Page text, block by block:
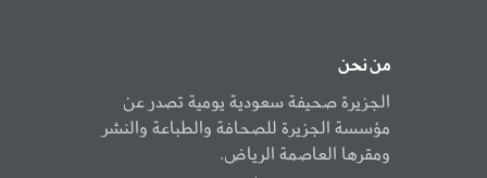
من نحن
الجزيرة صحيفة سعودية يومية تصدر عن
مؤسسة الجزيرة للصحافة والطباعة والنشر
ومقرها العاصمة الرياض.